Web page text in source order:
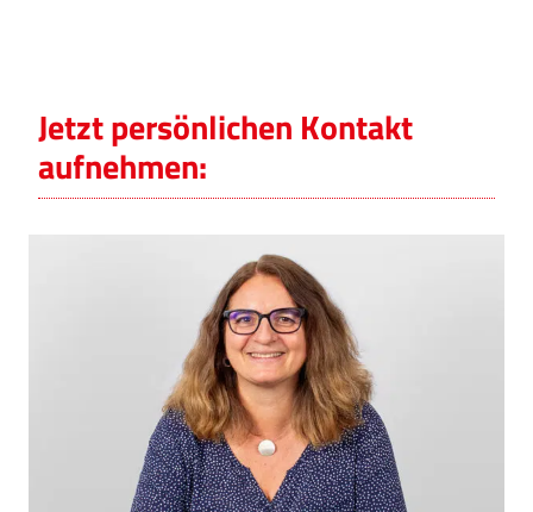
Jetzt persönlichen Kontakt
aufnehmen: